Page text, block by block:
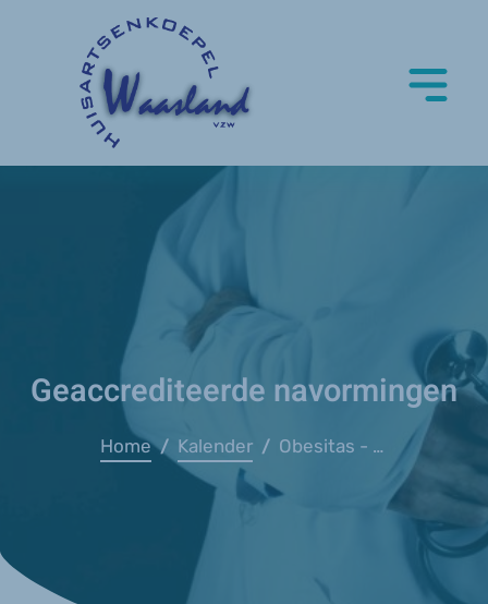
Geaccrediteerde navormingen
Home / Kalender / Obesitas - opleiding (eetexpert)